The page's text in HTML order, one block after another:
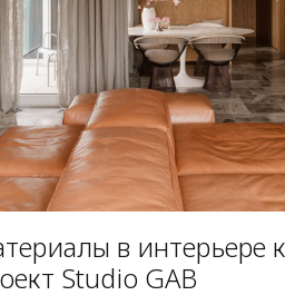
в интерьере
Studio GAB